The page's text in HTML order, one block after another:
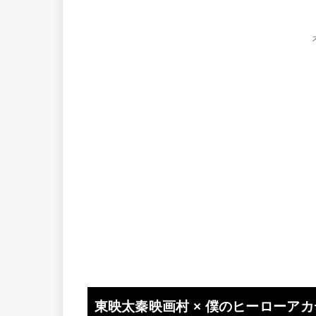
東映太秦映画村 × 僕のヒーローア